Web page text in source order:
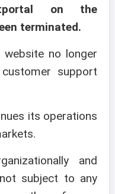
on the
terminated.
no longer
support
its operations
and
subject to any